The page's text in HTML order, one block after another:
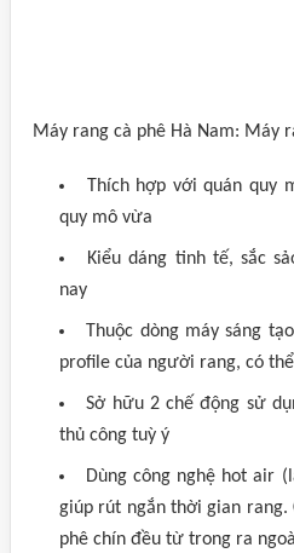
Máy rang cà phê Hà Nam: Máy
Thích hợp với quán quy
quy mô vừa
Kiểu dáng tinh tế, sắc
nay
Thuộc dòng máy sáng
profile của người rang, có
Sở hữu 2 chế động sử
thủ công tuỳ ý
Dùng công nghệ hot air
giúp rút ngắn thời gian
phê chín đều từ trong ra